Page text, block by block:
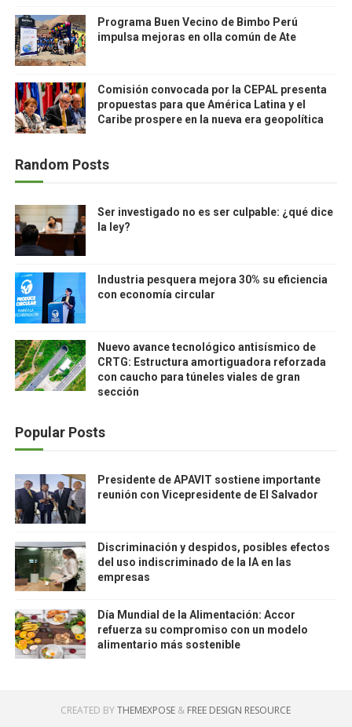
Programa Buen Vecino de Bimbo Perú
impulsa mejoras en olla común de Ate
Comisión convocada por la CEPAL presenta
propuestas para que América Latina y el
Caribe prospere en la nueva era geopolítica
Random Posts
Ser investigado no es ser culpable: ¿qué dice
la ley?
Industria pesquera mejora 30% su eficiencia
con economía circular
Nuevo avance tecnológico antisísmico de
CRTG: Estructura amortiguadora reforzada
con caucho para túneles viales de gran
sección
Popular Posts
Presidente de APAVIT sostiene importante
reunión con Vicepresidente de El Salvador
Discriminación y despidos, posibles efectos
del uso indiscriminado de la IA en las
empresas
Día Mundial de la Alimentación: Accor
refuerza su compromiso con un modelo
alimentario más sostenible
CREATED BYTHEMEXPOSE & FREE DESIGN RESOURCE